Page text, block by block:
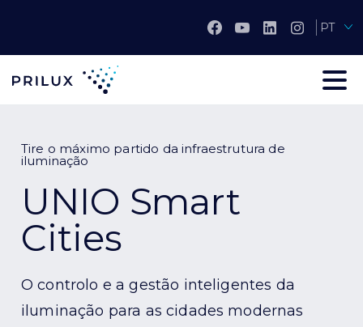
PT
Tire o máximo partido da infraestrutura de
iluminação
UNIO Smart
Cities
O controlo e a gestão inteligentes da
iluminação para as cidades modernas